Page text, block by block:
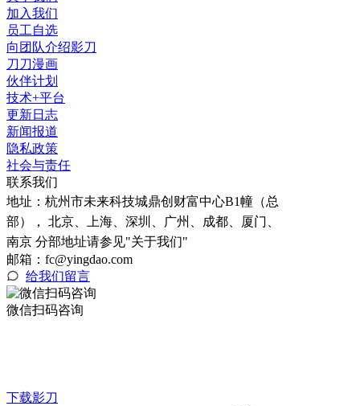
加入我们
员工自选
向团队介绍影刀
刀刀漫画
伙伴计划
技术+平台
更新日志
新闻报道
隐私政策
社会与责任
联系我们
地址： 杭州市未来科技城鼎创财富中心B1幢（总
部）， 北京、上海、深圳、广州、成都、厦门、
南京 分部地址请参见"关于我们"
邮箱：fc@yingdao.com
给我们留言
微信扫码咨询
下载影刀